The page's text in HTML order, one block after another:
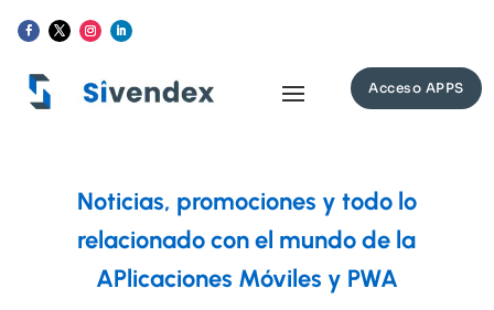
Acceso APPS
Noticias, promociones y todo lo
relacionado con el mundo de la
APlicaciones Móviles y PWA